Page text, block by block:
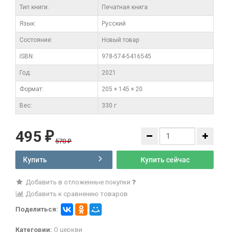
Тип книги: Печатная книга
Язык: Русский
Состояние: Новый товар
ISBN: 978-574-5416545
Год: 2021
Формат: 205 × 145 × 20
Вес: 330 г
495 ₽ 570₽
Купить Купить сейчас
Добавить в отложенные покупки
Добавить к сравнению товаров
Поделиться:
Категории: О церкви